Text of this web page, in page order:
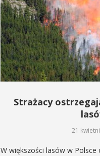
Strażacy
21
W większości lasów w